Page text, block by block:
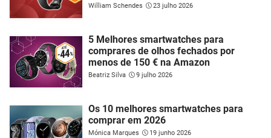
William Schendes 23 julho 2026
5 Melhores smartwatches para
comprares de olhos fechados por
menos de 150 € na Amazon
Beatriz Silva 9 julho 2026
Os 10 melhores smartwatches para
comprar em 2026
Mónica Marques 19 junho 2026